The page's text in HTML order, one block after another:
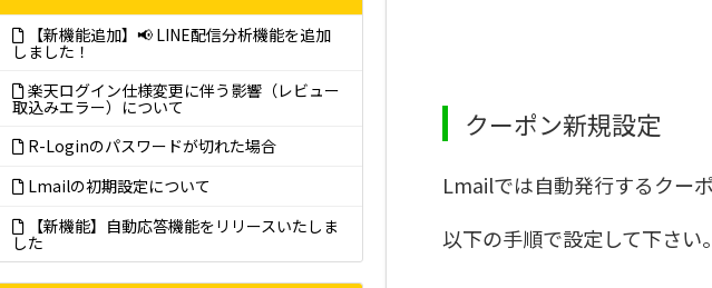
クーポン新規設定
Lmailでは自動発行するクー
以下の手順で設定して下さい。
【新機能追加】📢 LINE配信分析機能を追加
しました！
楽天ログイン仕様変更に伴う影響（レビュー
取込みエラー）について
R-Loginのパスワードが切れた場合
Lmailの初期設定について
【新機能】自動応答機能をリリースいたしま
した